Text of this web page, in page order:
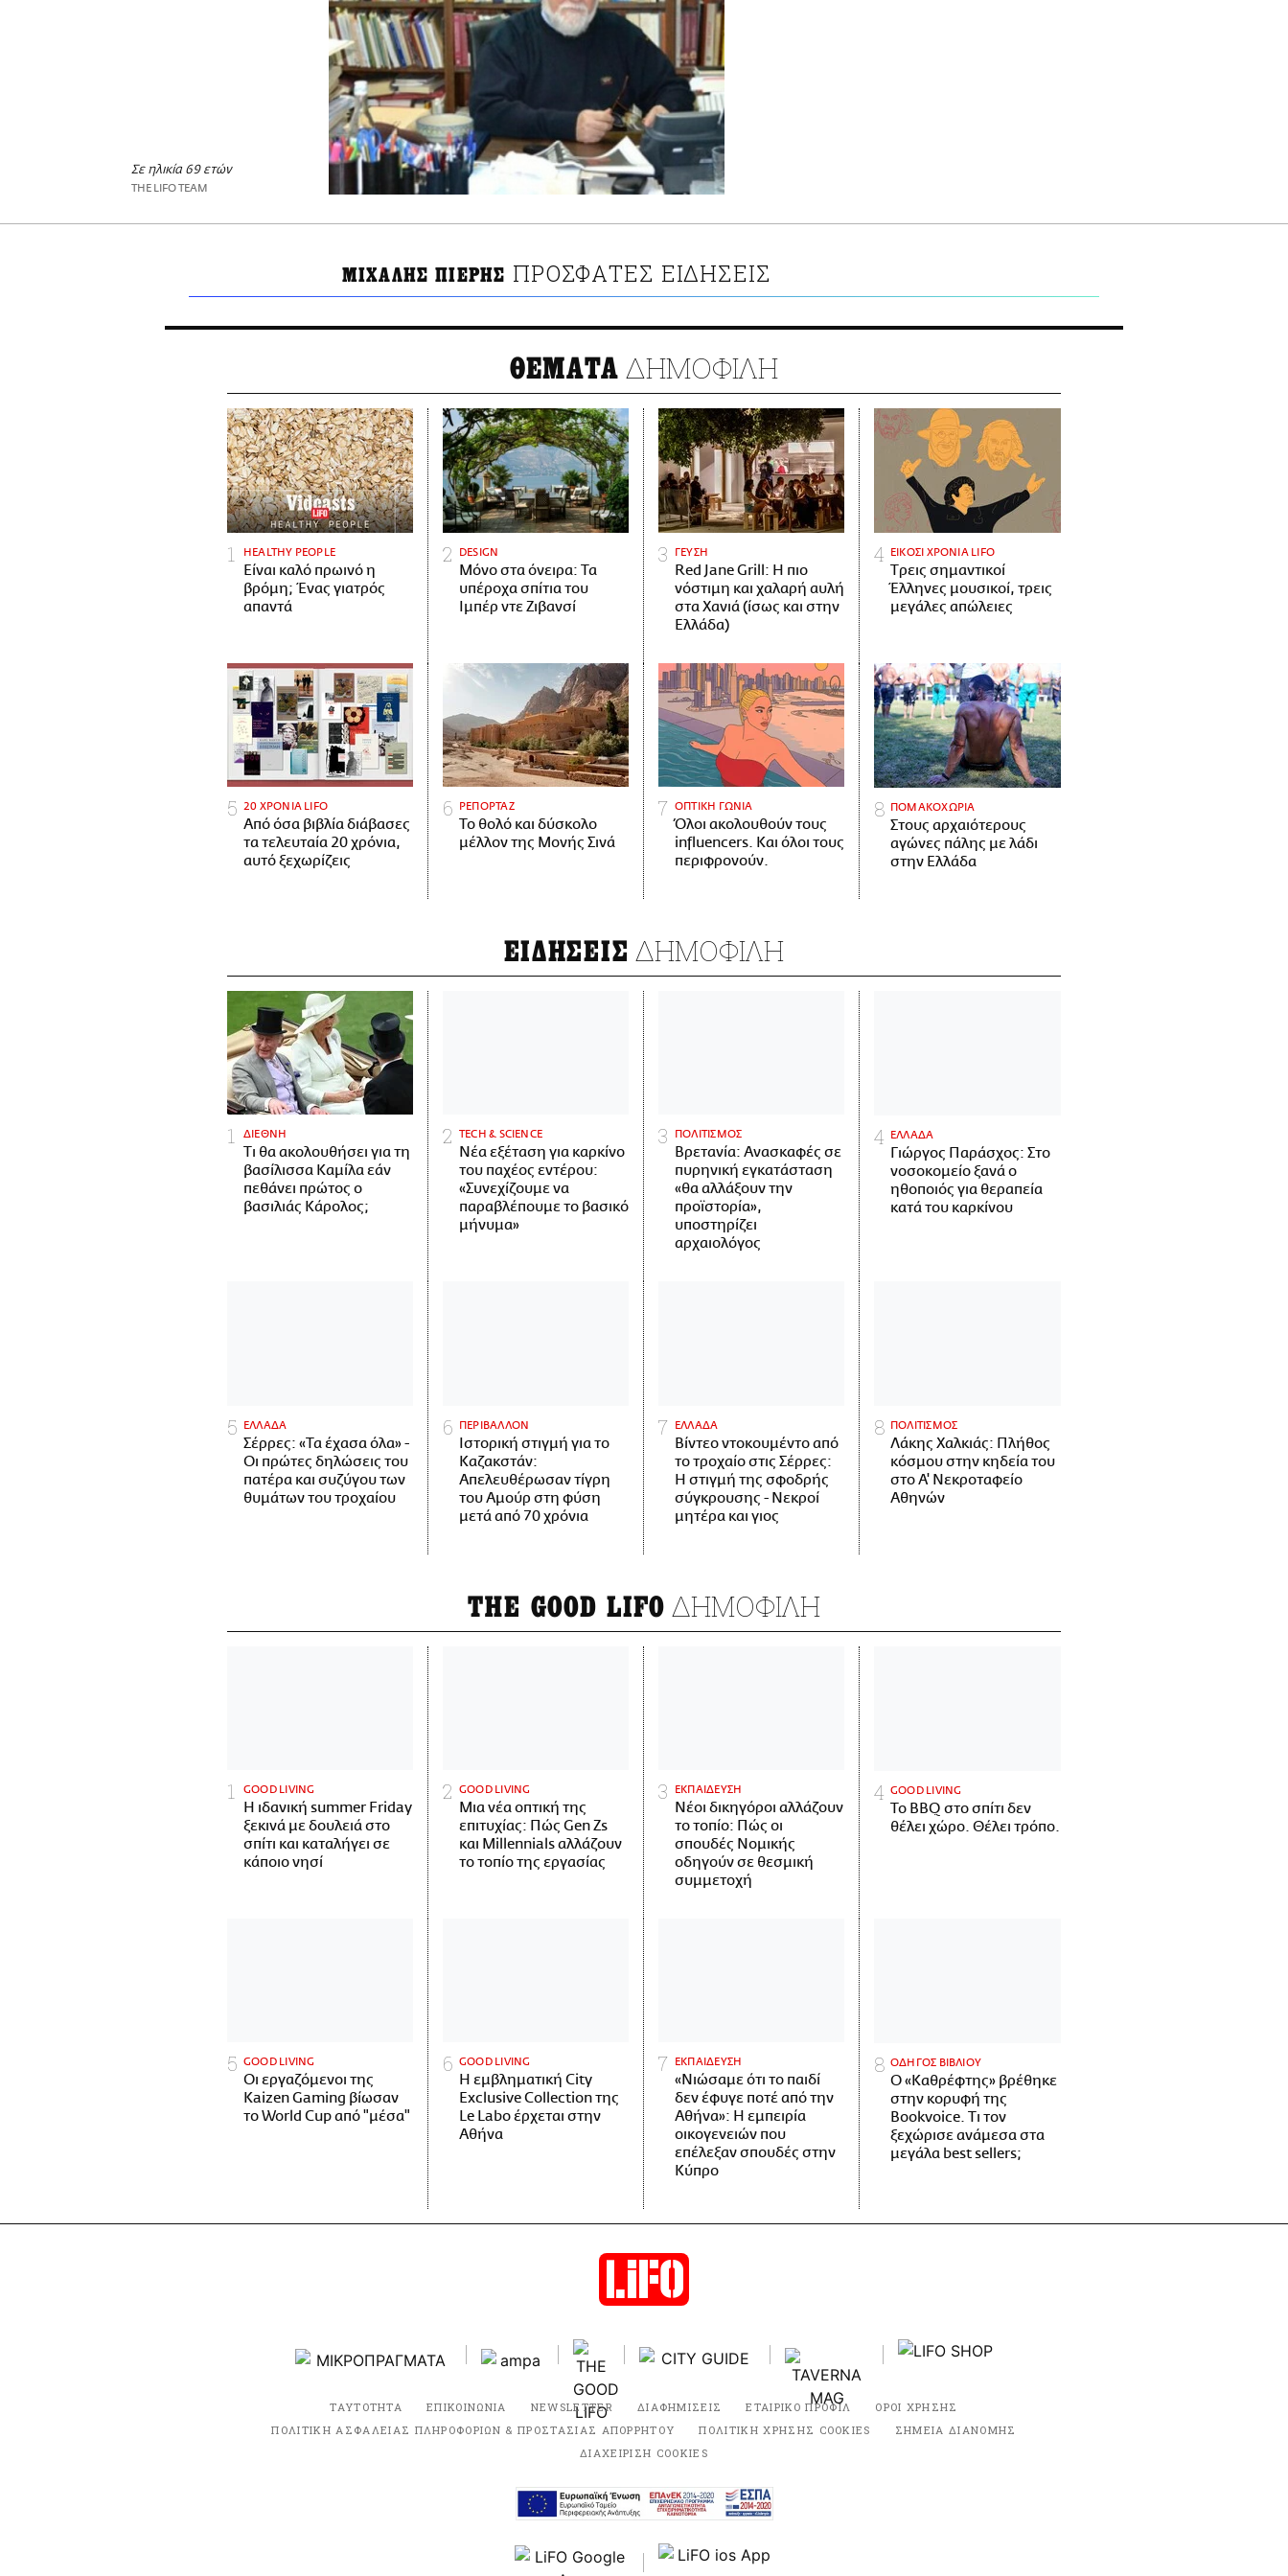
Σε ηλικία 69 ετών
THE LIFO TEAM
ΜΙΧΑΛΗΣ ΠΙΕΡΗΣ ΠΡΟΣΦΑΤΕΣ ΕΙΔΗΣΕΙΣ
ΘΕΜΑΤΑ ΔΗΜΟΦΙΛΗ
HEALTHY PEOPLE
Είναι καλό πρωινό η
βρόμη; Ένας γιατρός
απαντά
DESIGN
Μόνο στα όνειρα: Τα
υπέροχα σπίτια του
Ιμπέρ ντε Ζιβανσί
ΓΕΥΣΗ
Red Jane Grill: Η πιο
νόστιμη και χαλαρή αυλή
στα Χανιά (ίσως και στην
Ελλάδα)
ΕΙΚΟΣΙ ΧΡΟΝΙΑ LIFO
Tρεις σημαντικοί
Έλληνες μουσικοί, τρεις
μεγάλες απώλειες
20 ΧΡΟΝΙΑ LIFO
Από όσα βιβλία διάβασες
τα τελευταία 20 χρόνια,
αυτό ξεχωρίζεις
ΡΕΠΟΡΤΑΖ
Το θολό και δύσκολο
μέλλον της Μονής Σινά
ΟΠΤΙΚΗ ΓΩΝΙΑ
Όλοι ακολουθούν τους
influencers. Και όλοι τους
περιφρονούν.
ΠΟΜΑΚΟΧΩΡΙΑ
Στους αρχαιότερους
αγώνες πάλης με λάδι
στην Ελλάδα
ΕΙΔΗΣΕΙΣ ΔΗΜΟΦΙΛΗ
ΔΙΕΘΝΗ
Τι θα ακολουθήσει για τη
βασίλισσα Καμίλα εάν
πεθάνει πρώτος ο
βασιλιάς Κάρολος;
ΤECH & SCIENCE
Νέα εξέταση για καρκίνο
του παχέος εντέρου:
«Συνεχίζουμε να
παραβλέπουμε το βασικό
μήνυμα»
ΠΟΛΙΤΙΣΜΟΣ
Βρετανία: Ανασκαφές σε
πυρηνική εγκατάσταση
«θα αλλάξουν την
προϊστορία»,
υποστηρίζει
αρχαιολόγος
ΕΛΛΑΔΑ
Γιώργος Παράσχος: Στο
νοσοκομείο ξανά ο
ηθοποιός για θεραπεία
κατά του καρκίνου
ΕΛΛΑΔΑ
Σέρρες: «Τα έχασα όλα» -
Οι πρώτες δηλώσεις του
πατέρα και συζύγου των
θυμάτων του τροχαίου
ΠΕΡΙΒΑΛΛΟΝ
Ιστορική στιγμή για το
Καζακστάν:
Απελευθέρωσαν τίγρη
του Αμούρ στη φύση
μετά από 70 χρόνια
ΕΛΛΑΔΑ
Βίντεο ντοκουμέντο από
το τροχαίο στις Σέρρες:
Η στιγμή της σφοδρής
σύγκρουσης - Νεκροί
μητέρα και γιος
ΠΟΛΙΤΙΣΜΟΣ
Λάκης Χαλκιάς: Πλήθος
κόσμου στην κηδεία του
στο Α' Νεκροταφείο
Αθηνών
THE GOOD LIFO ΔΗΜΟΦΙΛΗ
GOOD LIVING
Η ιδανική summer Friday
ξεκινά με δουλειά στο
σπίτι και καταλήγει σε
κάποιο νησί
GOOD LIVING
Μια νέα οπτική της
επιτυχίας: Πώς Gen Zs
και Millennials αλλάζουν
το τοπίο της εργασίας
ΕΚΠΑΙΔΕΥΣΗ
Νέοι δικηγόροι αλλάζουν
το τοπίο: Πώς οι
σπουδές Νομικής
οδηγούν σε θεσμική
συμμετοχή
GOOD LIVING
Το BBQ στο σπίτι δεν
θέλει χώρο. Θέλει τρόπο.
GOOD LIVING
Οι εργαζόμενοι της
Kaizen Gaming βίωσαν
το World Cup από "μέσα"
GOOD LIVING
Η εμβληματική City
Exclusive Collection της
Le Labo έρχεται στην
Αθήνα
ΕΚΠΑΙΔΕΥΣΗ
«Νιώσαμε ότι το παιδί
δεν έφυγε ποτέ από την
Αθήνα»: Η εμπειρία
οικογενειών που
επέλεξαν σπουδές στην
Κύπρο
ΟΔΗΓΟΣ ΒΙΒΛΙΟΥ
Ο «Καθρέφτης» βρέθηκε
στην κορυφή της
Bookvoice. Τι τον
ξεχώρισε ανάμεσα στα
μεγάλα best sellers;
ΤΑΥΤΟΤΗΤΑ ΕΠΙΚΟΙΝΩΝΙΑ NEWSLETTER ΔΙΑΦΗΜΙΣΕΙΣ ΕΤΑΙΡΙΚΟ ΠΡΟΦΙΛ
ΟΡΟΙ ΧΡΗΣΗΣ
ΠΟΛΙΤΙΚΗ ΑΣΦΑΛΕΙΑΣ ΠΛΗΡΟΦΟΡΙΩΝ & ΠΡΟΣΤΑΣΙΑΣ ΑΠΟΡΡΗΤΟΥ
ΠΟΛΙΤΙΚΗ ΧΡΗΣΗΣ COOKIES
ΣΗΜΕΙΑ ΔΙΑΝΟΜΗΣ
ΔΙΑΧΕΙΡΙΣΗ COOKIES